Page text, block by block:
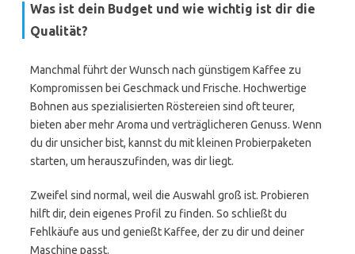
Was ist dein Budget und wie wichtig ist dir die
Qualität?
Manchmal führt der Wunsch nach günstigem Kaffee zu
Kompromissen bei Geschmack und Frische. Hochwertige
Bohnen aus spezialisierten Röstereien sind oft teurer,
bieten aber mehr Aroma und verträglicheren Genuss. Wenn
du dir unsicher bist, kannst du mit kleinen Probierpaketen
starten, um herauszufinden, was dir liegt.
Zweifel sind normal, weil die Auswahl groß ist. Probieren
hilft dir, dein eigenes Profil zu finden. So schließt du
Fehlkäufe aus und genießt Kaffee, der zu dir und deiner
Maschine passt.